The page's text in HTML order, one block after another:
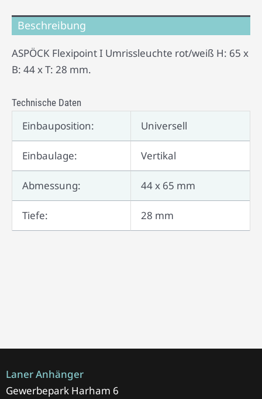
Beschreibung
ASPÖCK Flexipoint I Umrissleuchte rot/weiß H: 65 x
B: 44 x T: 28 mm.
Technische Daten
Einbauposition: Universell
Einbaulage: Vertikal
Abmessung: 44 x 65 mm
Tiefe: 28 mm
Laner Anhänger
Gewerbepark Harham 6